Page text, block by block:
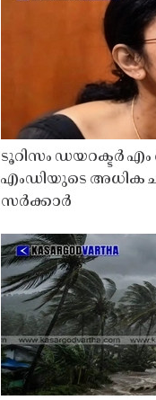
ടൂറിസം ഡയറക്ടർ
എംഡിയുടെ അധിക
സർക്കാർ